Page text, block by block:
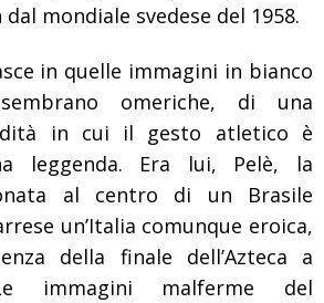
mondiale svedese del 1958.
in quelle immagini in bianco
omeriche, di una
in cui il gesto atletico è
leggenda. Era lui, Pelè, la
al centro di un Brasile
un’Italia comunque eroica,
della finale dell’Azteca a
immagini malferme del